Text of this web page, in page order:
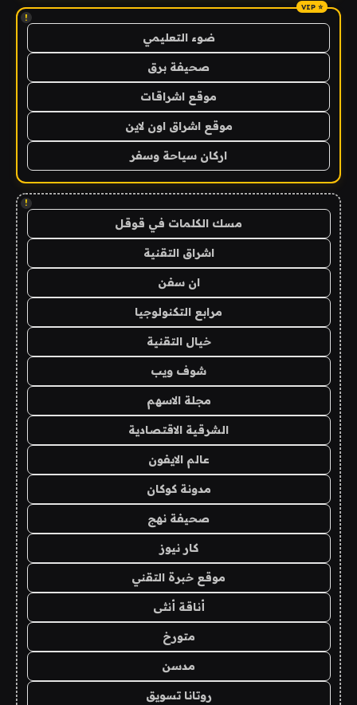
!
ضوء التعليمي
صحيفة برق
موقع اشراقات
موقع اشراق اون لاين
اركان سياحة وسفر
!
مسك الكلمات في قوقل
اشراق التقنية
ان سفن
مرابع التكنولوجيا
خيال التقنية
شوف ويب
مجلة الاسهم
الشرقية الاقتصادية
عالم الايفون
مدونة كوكان
صحيفة نهج
كار نيوز
موقع خبرة التقني
أناقة أنثى
متورخ
مدسن
روتانا تسويق